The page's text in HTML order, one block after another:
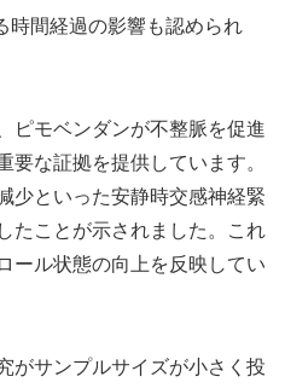
時間経過の影響も認められ
ピモベンダンが不整脈を促進
要な証拠を提供しています。
少といった安静時交感神経緊
たことが示されました。これ
ール状態の向上を反映してい
がサンプルサイズが小さく投